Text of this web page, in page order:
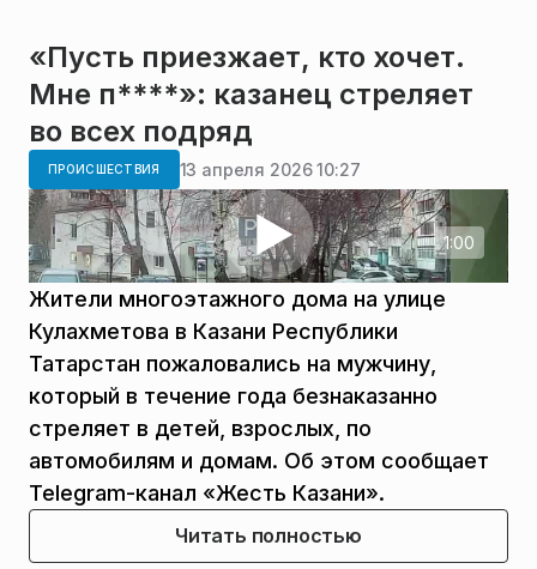
«Пусть приезжает, кто хочет.
Мне п****»: казанец стреляет
во всех подряд
ПРОИСШЕСТВИЯ 13 апреля 2026 10:27
1:00
Жители многоэтажного дома на улице
Кулахметова в Казани Республики
Татарстан пожаловались на мужчину,
который в течение года безнаказанно
стреляет в детей, взрослых, по
автомобилям и домам. Об этом сообщает
Telegram-канал «Жесть Казани».
Читать полностью